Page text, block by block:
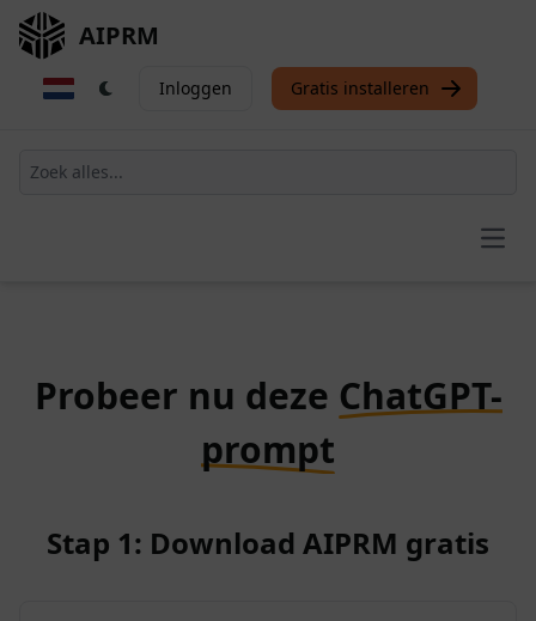
AIPRM
Inloggen Gratis installeren
Probeer nu deze ChatGPT-
prompt
Stap 1: Download AIPRM gratis